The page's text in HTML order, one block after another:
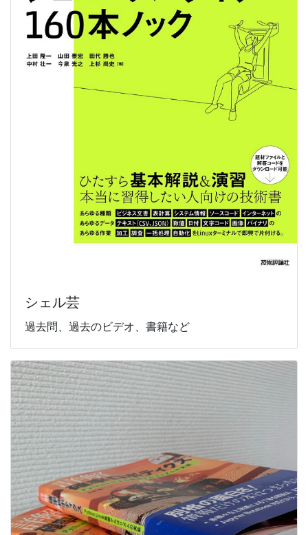
シェル芸
過去問、過去のビデオ、書籍など